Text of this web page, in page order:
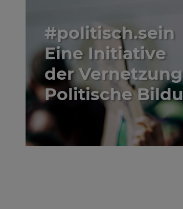
#politisch.sein
Eine Initiative
der Vernetzung
Politische